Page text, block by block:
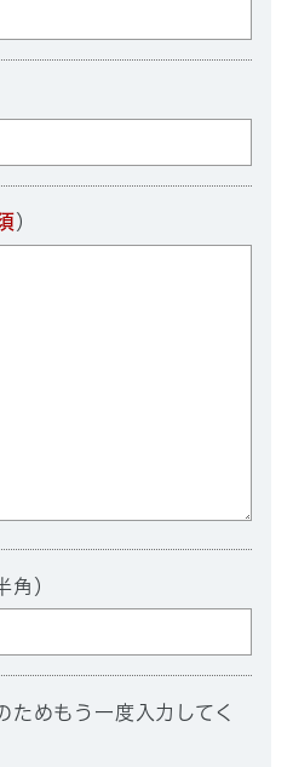
）
角）
ためもう一度入力してく